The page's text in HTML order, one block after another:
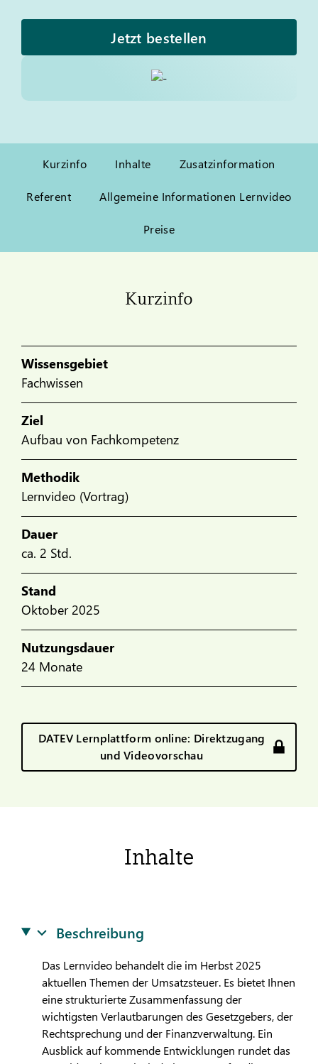
Jetzt bestellen
Kurzinfo Inhalte Zusatzinformation
Referent Allgemeine Informationen Lernvideo
Preise
Kurzinfo
Wissensgebiet
Fachwissen
Ziel
Aufbau von Fachkompetenz
Methodik
Lernvideo (Vortrag)
Dauer
ca. 2 Std.
Stand
Oktober 2025
Nutzungsdauer
24 Monate
DATEV Lernplattform online: Direktzugang
und Videovorschau
Inhalte
Beschreibung
Das Lernvideo behandelt die im Herbst 2025
aktuellen Themen der Umsatzsteuer. Es bietet Ihnen
eine strukturierte Zusammenfassung der
wichtigsten Verlautbarungen des Gesetzgebers, der
Rechtsprechung und der Finanzverwaltung. Ein
Ausblick auf kommende Entwicklungen rundet das